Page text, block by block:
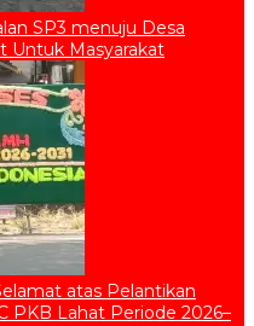
SP3 menuju Desa
Untuk Masyarakat
atas Pelantikan
PKB Lahat Periode 2026–